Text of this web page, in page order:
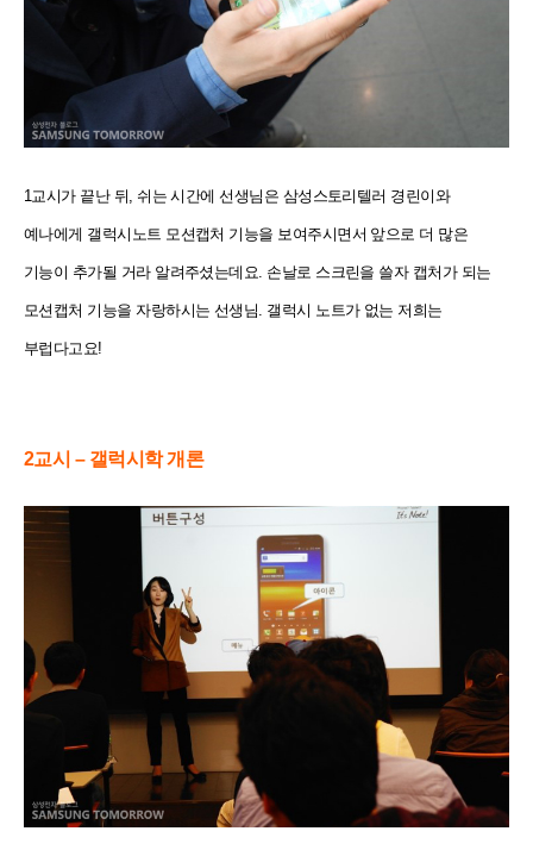
1교시가 끝난 뒤, 쉬는 시간에 선생님은 삼성스토리텔러 경린이와
예나에게 갤럭시노트 모션캡처 기능을 보여주시면서 앞으로 더 많은
기능이 추가될 거라 알려주셨는데요. 손날로 스크린을 쓸자 캡처가 되는
모션캡처 기능을 자랑하시는 선생님. 갤럭시 노트가 없는 저희는
부럽다고요!
2교시 – 갤럭시학 개론